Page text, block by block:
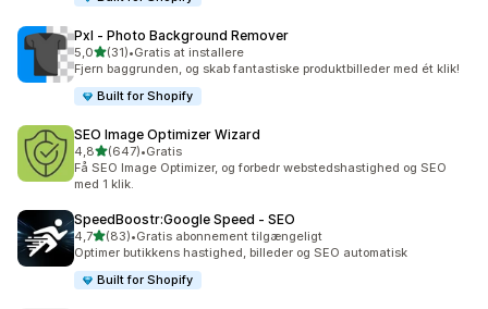
Pxl ‑ Photo Background Remover
5,0ud af 5 stjerner
(31)
31 anmeldelser i alt
•Gratis at installere
Fjern baggrunden, og skab fantastiske produktbilleder med ét klik!
Built for Shopify
SEO Image Optimizer Wizard
4,8ud af 5 stjerner
(647)
647 anmeldelser i alt
•Gratis
Få SEO Image Optimizer, og forbedr webstedshastighed og SEO
med 1 klik.
SpeedBoostr:Google Speed ‑ SEO
4,7ud af 5 stjerner
(83)
83 anmeldelser i alt
•Gratis abonnement tilgængeligt
Optimer butikkens hastighed, billeder og SEO automatisk
Built for Shopify